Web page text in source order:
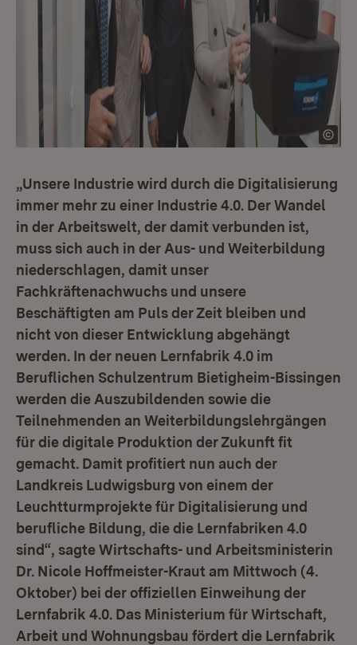
„Unsere Industrie wird durch die Digitalisierung
immer mehr zu einer Industrie 4.0. Der Wandel
in der Arbeitswelt, der damit verbunden ist,
muss sich auch in der Aus- und Weiterbildung
niederschlagen, damit unser
Fachkräftenachwuchs und unsere
Beschäftigten am Puls der Zeit bleiben und
nicht von dieser Entwicklung abgehängt
werden. In der neuen Lernfabrik 4.0 im
Beruflichen Schulzentrum Bietigheim-Bissingen
werden die Auszubildenden sowie die
Teilnehmenden an Weiterbildungslehrgängen
für die digitale Produktion der Zukunft fit
gemacht. Damit profitiert nun auch der
Landkreis Ludwigsburg von einem der
Leuchtturmprojekte für Digitalisierung und
berufliche Bildung, die die Lernfabriken 4.0
sind“, sagte Wirtschafts- und Arbeitsministerin
Dr. Nicole Hoffmeister-Kraut am Mittwoch (4.
Oktober) bei der offiziellen Einweihung der
Lernfabrik 4.0. Das Ministerium für Wirtschaft,
Arbeit und Wohnungsbau fördert die Lernfabrik